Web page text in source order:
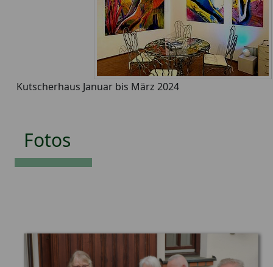
Kutscherhaus Januar bis März 2024
Fotos